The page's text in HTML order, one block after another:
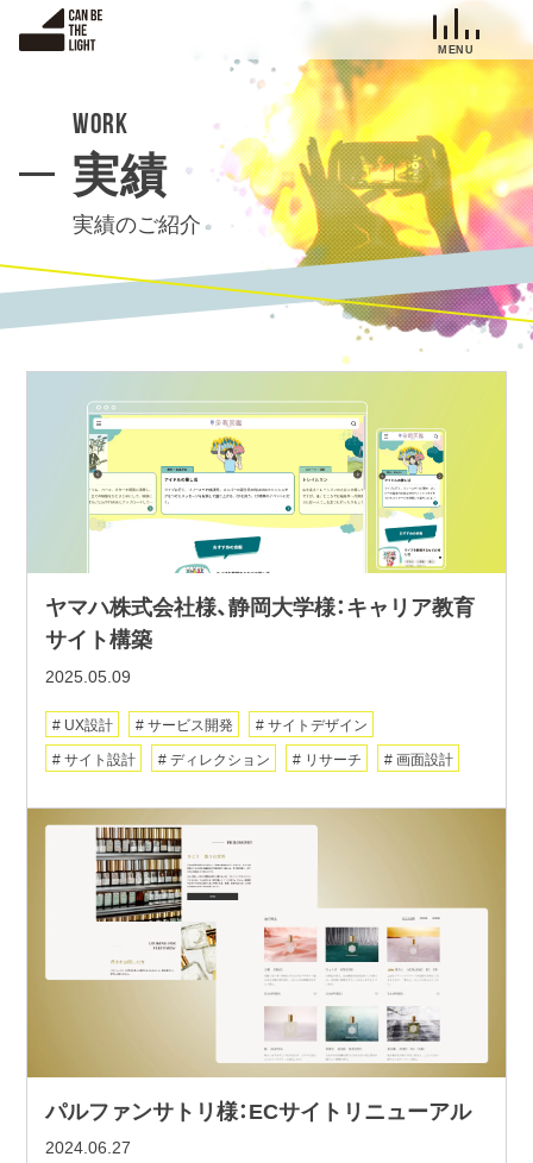
t
e
n
work
実績
実績のご紹介
ヤマハ株式会社様、静岡大学様：キャリア教育
サイト構築
2025.05.09
UX設計 サービス開発
サイトデザイン
サイト設計
ディレクション リサーチ 画面設計
パルファンサトリ様：ECサイトリニューアル
2024.06.27